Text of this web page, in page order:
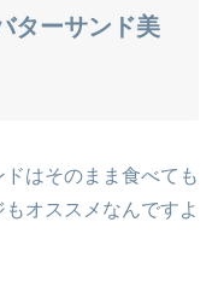
ターサンド美
はそのまま食べても
オススメなんですよ